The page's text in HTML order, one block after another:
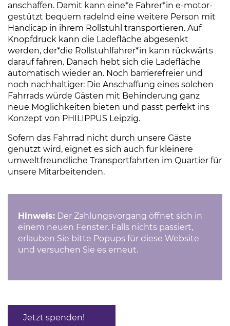
anschaffen. Damit kann eine*e Fahrer*in e-motor-
gestützt bequem radelnd eine weitere Person mit
Handicap in ihrem Rollstuhl transportieren. Auf
Knopfdruck kann die Ladefläche abgesenkt
werden, der*die Rollstuhlfahrer*in kann rückwärts
darauf fahren. Danach hebt sich die Ladefläche
automatisch wieder an. Noch barrierefreier und
noch nachhaltiger: Die Anschaffung eines solchen
Fahrrads würde Gästen mit Behinderung ganz
neue Möglichkeiten bieten und passt perfekt ins
Konzept von PHILIPPUS Leipzig.
Sofern das Fahrrad nicht durch unsere Gäste
genutzt wird, eignet es sich auch für kleinere
umweltfreundliche Transportfahrten im Quartier für
unsere Mitarbeitenden.
Hinweis: Der Zahlungsvorgang öffnet sich in
einem neuen Fenster. Falls nichts passiert,
erlauben Sie bitte Popups für diese Website
und versuchen Sie es erneut.
Jetzt spenden!